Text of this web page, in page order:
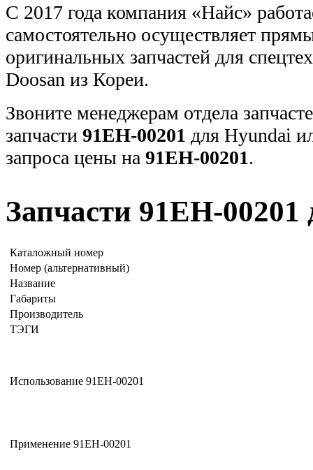
С 2017 года компания «Найс»
самостоятельно осуществляет
оригинальных запчастей для
Doosan из Кореи.
Звоните менеджерам отдела
запчасти 91EH-00201 для Hyundai
запроса цены на 91EH-00201.
Запчасти 91EH-
Каталожный номер
Номер (альтернативный)
Название
Габариты
Производитель
ТЭГИ
Использование 91EH-00201
Применение 91EH-00201